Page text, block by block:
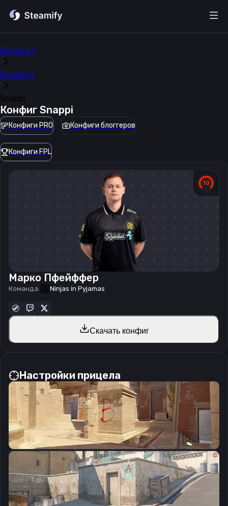
Steamify
Конфиги
Snappi
Конфиг Snappi
Конфиги PRO Конфиги блоггеров
Конфиги FPL
Марко Пфейффер
Команда: Ninjas in Pyjamas
Скачать конфиг
Настройки прицела
CSGO-FEjWO-OcFwa-VjiYB-XcSRv-4qeKP
Скопировать